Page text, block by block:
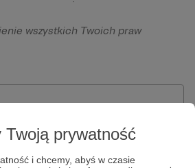
Twoją prywatność
i chcemy, abyś w czasie
ul. Żwirki i Wigury 16, 02-
dane osobowe będą przetwarzane w
umowy zawartej z Tobą, w
dokonywania oraz
na naszej platformie oraz
wszystkich Twoich praw
rozporządzenia o ochronie
zautomatyzowanemu
przetwarzania Twoich danych
dla osób niepełnoletnich możliwa
formularza "Zgodna na